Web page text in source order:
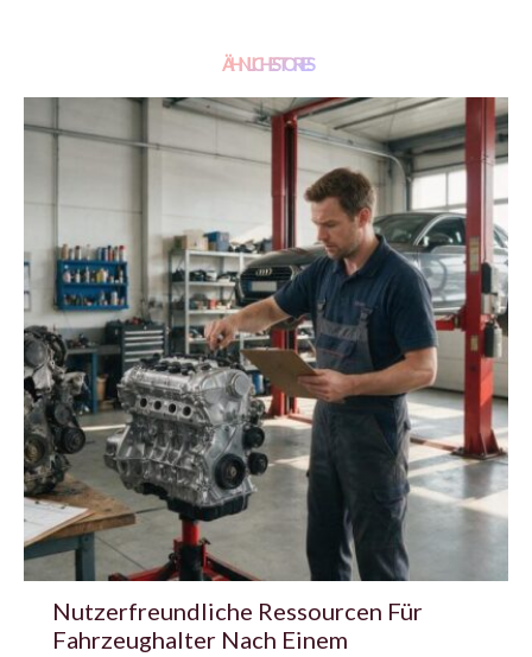
ÄHNLICHE STORIES
Nutzerfreundliche Ressourcen Für
Fahrzeughalter Nach Einem